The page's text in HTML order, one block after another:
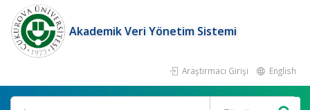
Akademik Veri Yönetim Sistemi
Araştırmacı Girişi English
Ara